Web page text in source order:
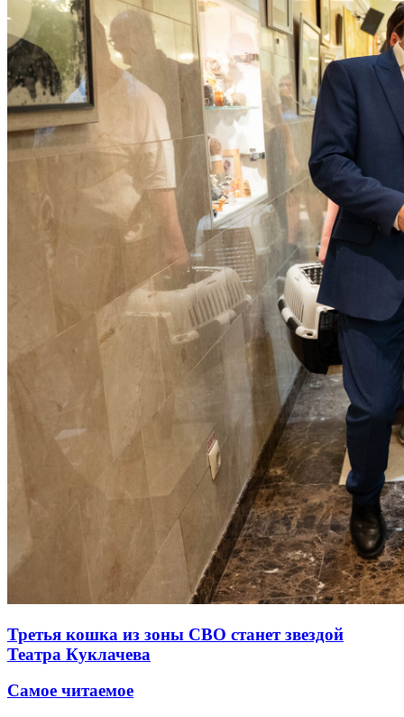
Третья кошка из зоны СВО станет звездой
Театра Куклачева
Самое читаемое